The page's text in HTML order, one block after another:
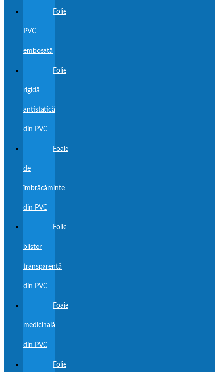
Folie
PVC
embosată
Folie
rigidă
antistatică
din PVC
Foaie
de
îmbrăcăminte
din PVC
Folie
blister
transparentă
din PVC
Foaie
medicinală
din PVC
Folie